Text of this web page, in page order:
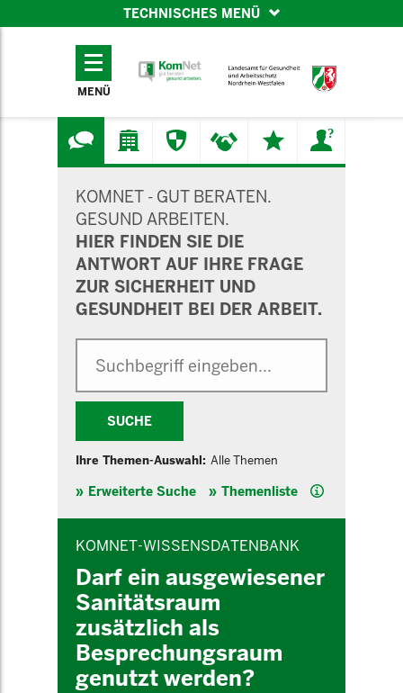
TECHNISCHES MENÜ
TECHNISCHES
MENÜ
KOMNET - GUT BERATEN.
GESUND ARBEITEN.
HIER FINDEN SIE DIE
ANTWORT AUF IHRE FRAGE
ZUR SICHERHEIT UND
GESUNDHEIT BEI DER ARBEIT.
SUCHE
Ihre Themen-Auswahl: Alle Themen
Erweiterte Suche Themenliste Hilfe
KOMNET-WISSENSDATENBANK
Darf ein ausgewiesener
Sanitätsraum
zusätzlich als
Besprechungsraum
genutzt werden?